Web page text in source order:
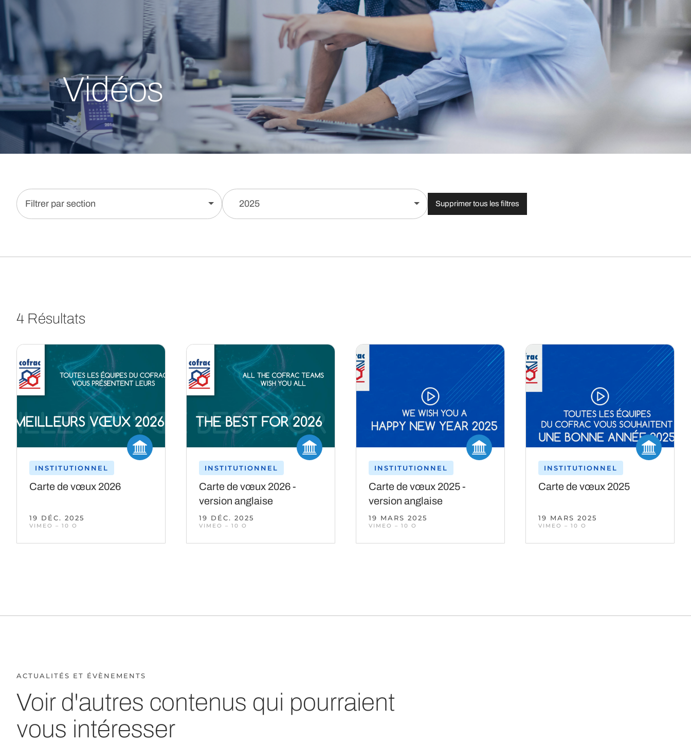
Vidéos
Filtrer par section 2025 Supprimer tous les filtres
4 Résultats
INSTITUTIONNEL
Carte de vœux 2026
19 DÉC. 2025
VIMEO – 10 O
INSTITUTIONNEL
Carte de vœux 2026 -
version anglaise
19 DÉC. 2025
VIMEO – 10 O
INSTITUTIONNEL
Carte de vœux 2025 -
version anglaise
19 MARS 2025
VIMEO – 10 O
INSTITUTIONNEL
Carte de vœux 2025
19 MARS 2025
VIMEO – 10 O
ACTUALITÉS ET ÉVÈNEMENTS
Voir d'autres contenus qui pourraient
vous intéresser